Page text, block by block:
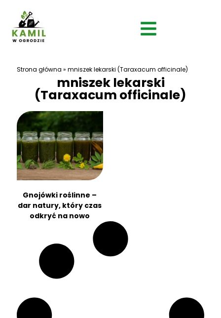
Strona główna » mniszek lekarski (Taraxacum officinale)
mniszek lekarski
(Taraxacum officinale)
Gnojówki roślinne –
dar natury, który czas
odkryć na nowo